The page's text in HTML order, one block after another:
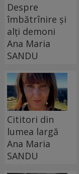
Despre
îmbătrînire și
alți demoni
Ana Maria
SANDU
Cititori din
lumea largă
Ana Maria
SANDU